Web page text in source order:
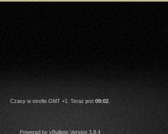
Czasy w strefie GMT +1. Teraz jest09:02.
Powered by vBulletin Version 3.8.4